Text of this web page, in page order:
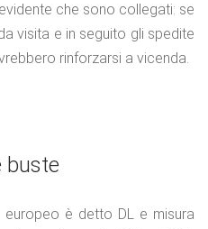
che sono collegati: se
visita e in seguito gli spedite
rinforzarsi a vicenda.
buste
è detto DL e misura